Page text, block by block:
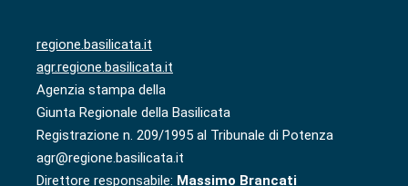
regione.basilicata.it
agr.regione.basilicata.it
Agenzia stampa della
Giunta Regionale della Basilicata
Registrazione n. 209/1995 al Tribunale di Potenza
agr@regione.basilicata.it
Direttore responsabile: Massimo Brancati